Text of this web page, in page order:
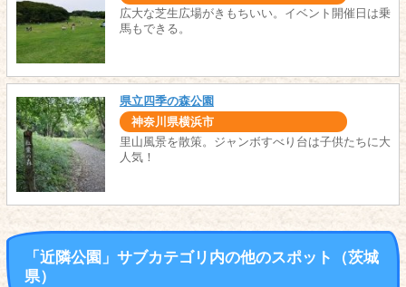
広大な芝生広場がきもちいい。イベント開催日は乗
馬もできる。
県立四季の森公園
神奈川県横浜市
里山風景を散策。ジャンボすべり台は子供たちに大
人気！
「近隣公園」サブカテゴリ内の他のスポット（茨城
県）